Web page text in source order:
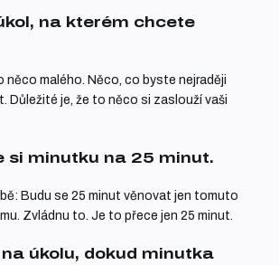
, na kterém chcete
něco malého. Něco, co byste nejraději
Důležité je, že to něco si zaslouží vaši
si minutku na 25 minut.
Budu se 25 minut věnovat jen tomuto
Zvládnu to. Je to přece jen 25 minut.
úkolu, dokud minutka